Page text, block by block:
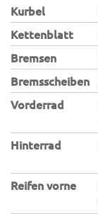
Kurbel
Kettenblatt
Bremsen
Bremsscheiben
Vorderrad
Hinterrad
Reifen vorne